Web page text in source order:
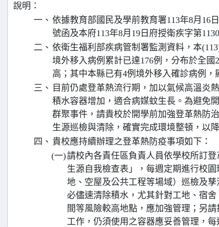
說明：
一、 依據教育部國民及學前教育署113年8月16
號函及本府113年8月19日府授衛疾字第
二、 依衛生福利部疾病管制署監測資料，本
境外移入病例累計已達176例，分布於全國
高；其中本縣已有4例境外移入確診病例
三、 目前仍處登革熱流行期，加以氣候高溫炎
積水容器增加，適合病媒蚊生長。為避免
群聚事件，請貴校於開學前加強登革熱防
生源巡檢與清除，確實完成環境整頓，以
四、 貴校應持續辦理之登革熱防疫事項如下：
(一)請校內各責任區負責人員依學校所訂
生源自我檢查表」，每週定期進行校
地、空屋及公共工程等場域）巡檢及
必儘速清除積水，尤其針對工地、宿
間等風險較高地點，應加強管理；另
工作，仍須使用之容器應妥善管理，